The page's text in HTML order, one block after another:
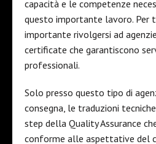
capacità e le competenze
questo importante lavoro. Per
importante rivolgersi ad
certificate che garantiscono
professionali.
Solo presso questo tipo di
consegna, le traduzioni
step della Quality Assurance
conforme alle aspettative del